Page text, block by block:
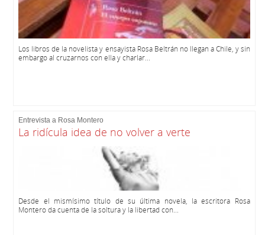
Los libros de la novelista y ensayista Rosa Beltrán no llegan a Chile, y sin
embargo al cruzarnos con ella y charlar...
Entrevista a Rosa Montero
La ridícula idea de no volver a verte
Desde el mismísimo título de su última novela, la escritora Rosa
Montero da cuenta de la soltura y la libertad con...